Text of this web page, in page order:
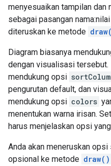
menyesuaikan tampilan dan
sebagai pasangan
diteruskan ke metode
Diagram biasanya
dengan visualisasi tersebut.
mendukung opsi
pengurutan default, dan
mendukung opsi colors
menentukan warna irisan.
harus menjelaskan opsi
Anda akan meneruskan
opsional ke metode draw()